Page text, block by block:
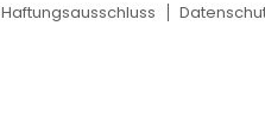
Haftungsausschluss